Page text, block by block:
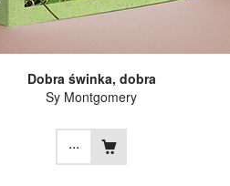
Dobra świnka, dobra
Sy Montgomery
...